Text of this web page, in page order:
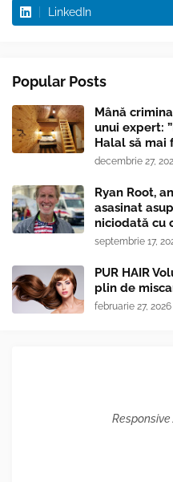
LinkedIn
Popular Posts
Mână
unui expert:
Halal să mai
decembrie 27,
Ryan Root,
asasinat
niciodată cu
septembrie 17,
PUR HAIR
plin de
februarie 27, 2026